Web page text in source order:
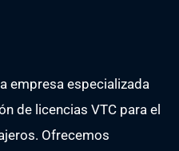
empresa especializada
de licencias VTC para el
Ofrecemos